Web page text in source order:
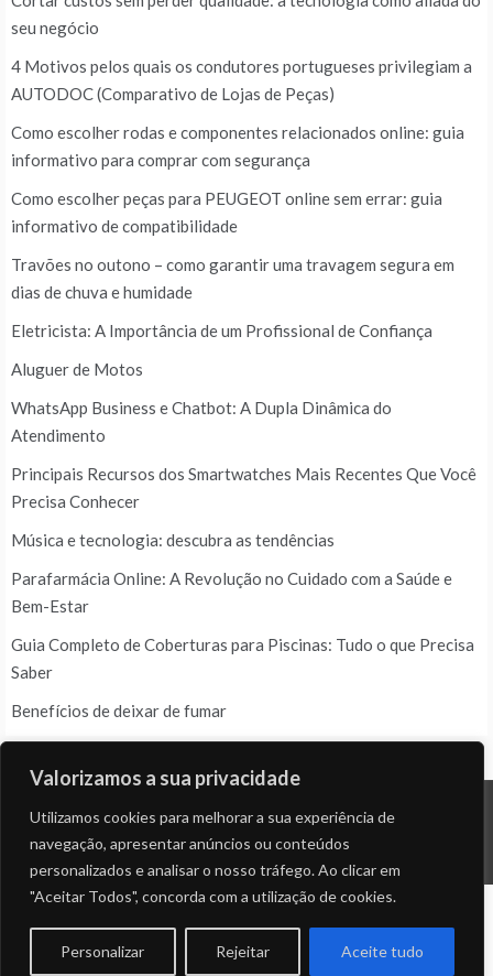
Valorizamos a sua privacidade
Utilizamos cookies para melhorar a sua experiência de
navegação, apresentar anúncios ou conteúdos
personalizados e analisar o nosso tráfego. Ao clicar em
"Aceitar Todos", concorda com a utilização de cookies.
Personalizar Rejeitar Aceite tudo
seu negócio
4 Motivos pelos quais os condutores portugueses privilegiam a
AUTODOC (Comparativo de Lojas de Peças)
Como escolher rodas e componentes relacionados online: guia
informativo para comprar com segurança
Como escolher peças para PEUGEOT online sem errar: guia
informativo de compatibilidade
Travões no outono – como garantir uma travagem segura em
dias de chuva e humidade
Eletricista: A Importância de um Profissional de Confiança
Aluguer de Motos
WhatsApp Business e Chatbot: A Dupla Dinâmica do
Atendimento
Principais Recursos dos Smartwatches Mais Recentes Que Você
Precisa Conhecer
Música e tecnologia: descubra as tendências
Parafarmácia Online: A Revolução no Cuidado com a Saúde e
Bem-Estar
Guia Completo de Coberturas para Piscinas: Tudo o que Precisa
Saber
Benefícios de deixar de fumar